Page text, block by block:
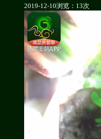
2019-12-10浏览：13次